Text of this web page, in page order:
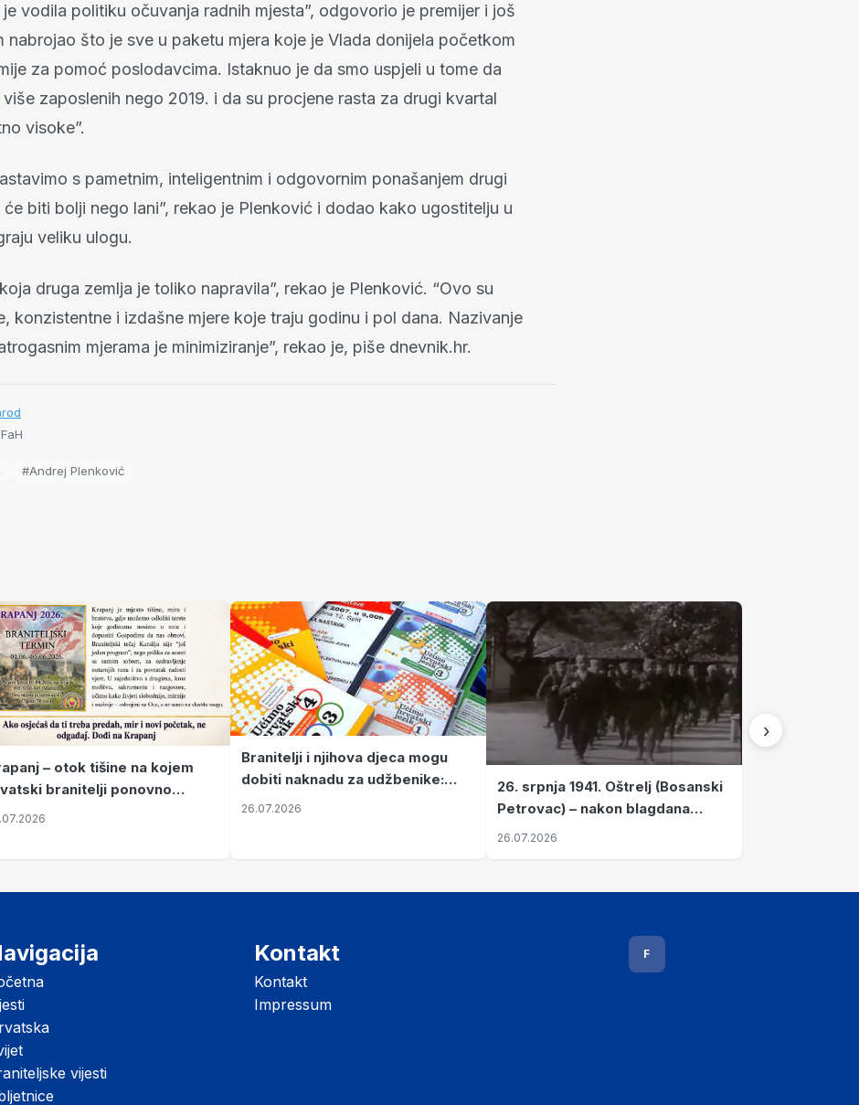
je vodila politiku očuvanja radnih mjesta”, odgovorio je premijer i još
nabrojao što je sve u paketu mjera koje je Vlada donijela početkom
za pomoć poslodavcima. Istaknuo je da smo uspjeli u tome da
više zaposlenih nego 2019. i da su procjene rasta za drugi kvartal
visoke”.
s pametnim, inteligentnim i odgovornim ponašanjem drugi
će biti bolji nego lani”, rekao je Plenković i dodao kako ugostitelju u
veliku ulogu.
druga zemlja je toliko napravila”, rekao je Plenković. “Ovo su
konzistentne i izdašne mjere koje traju godinu i pol dana. Nazivanje
mjerama je minimiziranje”, rekao je, piše dnevnik.hr.
#Andrej Plenković
– otok tišine na kojem
branitelji ponovno
mir
Branitelji i njihova djeca mogu
dobiti naknadu za udžbenike:
zahtjevi se podnose do 31.
26.07.2026
26. srpnja 1941. Oštrelj (Bosanski
Petrovac) – nakon blagdana
Svete Ane izvršen napad srpskih
26.07.2026
›
vijesti
Kontakt
Kontakt
Impressum
F